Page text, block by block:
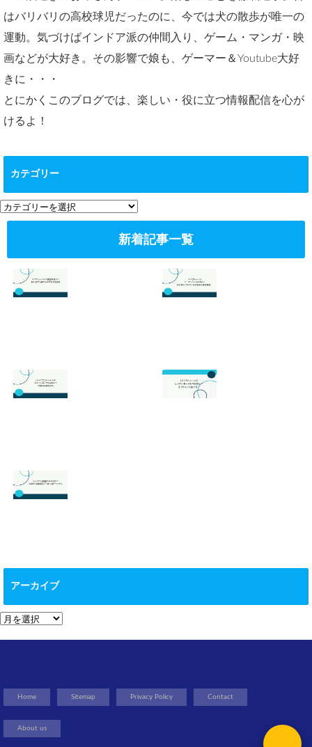
はバリバリの高校球児だったのに、今では犬の散歩が唯一の
運動。気づけばインドア派の仲間入り、ゲーム・マンガ・映
画などが大好き。その影響で娘も、ゲーマー＆Youtube大好
きに・・・
とにかくこのブログでは、楽しい・役に立つ情報配信を心が
けるよ！
カテゴリー
カ
テ
新着記事一覧
心者でも勝てるお
すすめを解説
2026.07.19
面白い！初心者向
けのやり方の基本
を徹底解説！
ボと立ち回りは？
片翼の発動条件も
2026.06.09
い道についても
アーカイブ
ア
Home Sitemap Privacy Policy Contact
About us